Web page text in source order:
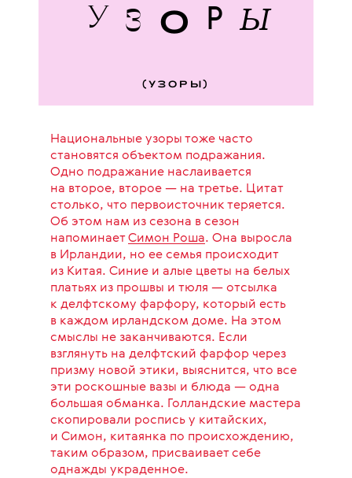
У З О Р Ы
(УЗОРЫ)
Национальные узоры тоже часто
становятся объектом подражания.
Одно подражание наслаивается
на второе, второе — на третье. Цитат
столько, что первоисточник теряется.
Об этом нам из сезона в сезон
напоминаетСимон Роша. Она выросла
в Ирландии, но ее семья происходит
из Китая. Синие и алые цветы на белых
платьях из прошвы и тюля — отсылка
к делфтскому фарфору, который есть
в каждом ирландском доме. На этом
смыслы не заканчиваются. Если
взглянуть на делфтский фарфор через
призму новой этики, выяснится, что все
эти роскошные вазы и блюда — одна
большая обманка. Голландские мастера
скопировали роспись у китайских,
и Симон, китаянка по происхождению,
таким образом, присваивает себе
однажды украденное.